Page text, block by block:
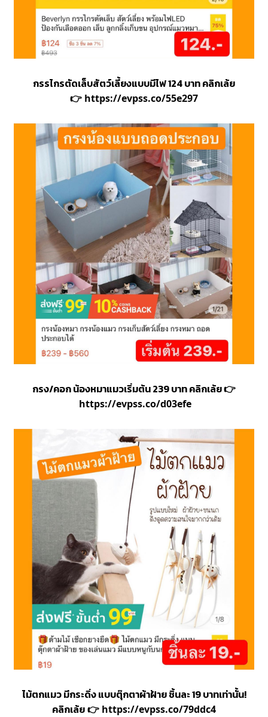
กรรไกรตัดเล็บสัตว์เลี้ยงแบบมีไฟ 124 บาท คลิกเล้ย
👉 https://evpss.co/55e297
กรง/คอก น้องหมาแมวเริ่มต้น 239 บาท คลิกเล้ย👉
https://evpss.co/d03efe
ไม้ตกแมว มีกระดิ่ง แบบตุ๊กตาผ้าฝ้าย ชิ้นละ 19 บาทเท่านั้น!
คลิกเล้ย👉 https://evpss.co/79ddc4